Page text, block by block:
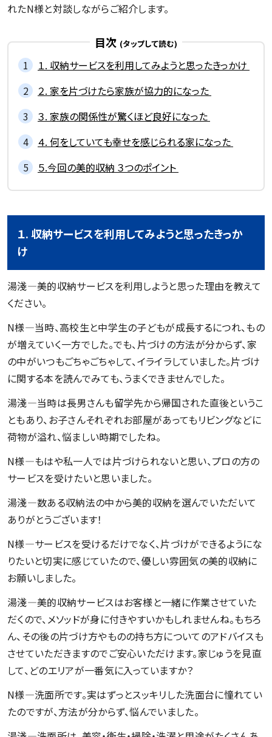
れたN様と対談しながらご紹介します。
目次
１. 収納サービスを利用してみようと思ったきっかけ
２. 家を片づけたら家族が協力的になった
３. 家族の関係性が驚くほど良好になった
４. 何をしていても幸せを感じられる家になった
５.今回の美的収納 ３つのポイント
１. 収納サービスを利用してみようと思ったきっか
け
湯淺―美的収納サービスを利用しようと思った理由を教えて
ください。
N様―当時、高校生と中学生の子どもが成長するにつれ、もの
が増えていく一方でした。でも、片づけの方法が分からず、家
の中がいつもごちゃごちゃして、イライラしていました。片づけ
に関する本を読んでみても、うまくできませんでした。
湯淺―当時は長男さんも留学先から帰国された直後というこ
ともあり、お子さんそれぞれお部屋があってもリビングなどに
荷物が溢れ、悩ましい時期でしたね。
N様―もはや私一人では片づけられないと思い、プロの方の
サービスを受けたいと思いました。
湯淺―数ある収納法の中から美的収納を選んでいただいて
ありがとうございます！
N様―サービスを受けるだけでなく、片づけができるようにな
りたいと切実に感じていたので、優しい雰囲気の美的収納に
お願いしました。
湯淺―美的収納サービスはお客様と一緒に作業させていた
だくので、メソッドが身に付きやすいかもしれませんね。もちろ
ん、その後の片づけ方やものの持ち方についてのアドバイスも
させていただきますのでご安心いただけます。家じゅうを見直
して、どのエリアが一番気に入っていますか？
N様―洗面所です。実はずっとスッキリした洗面台に憧れてい
たのですが、方法が分からず、悩んでいました。